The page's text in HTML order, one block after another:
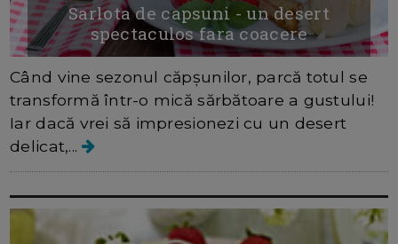
Sarlota de capsuni - un desert
spectaculos fara coacere
Când vine sezonul căpșunilor, parcă totul se
transformă într-o mică sărbătoare a gustului!
Iar dacă vrei să impresionezi cu un desert
delicat,...